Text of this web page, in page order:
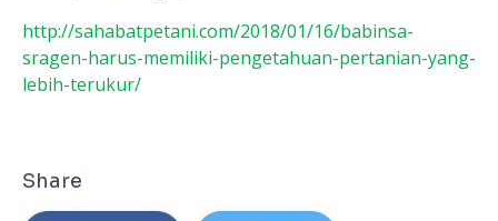
http://sahabatpetani.com/2018/01/16/babinsa-
sragen-harus-memiliki-pengetahuan-pertanian-yang-
lebih-terukur/
Share